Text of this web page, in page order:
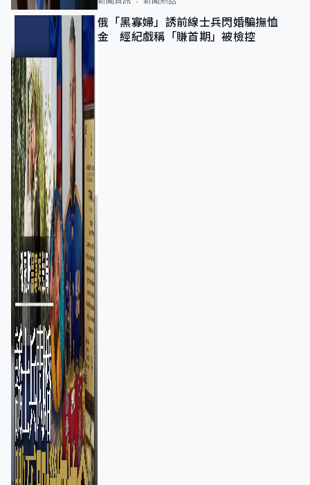
俄「黑寡婦」誘前線士兵閃婚騙撫恤
金 經紀戲稱「賺首期」被檢控